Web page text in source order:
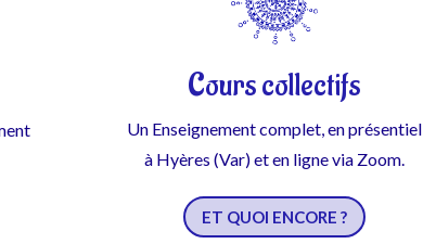
Cours collectifs
Un Enseignement complet, en présentiel
à Hyères (Var) et en ligne via Zoom.
ET QUOI ENCORE ?